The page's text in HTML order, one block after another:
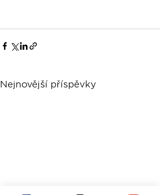
Nejnovější příspěvky